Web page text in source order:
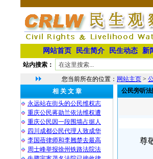
网站首页 民生简介 民生动态 新
站内搜索：
您当前所在的位置： 网站主页 >
相 关 文 章
永远站在街头的公民维权志
重庆公民蒋勋兰依法维权遭
重庆公民因一段围墙占据人
四川成都公民代理人致成华
李国蓓律师和李翘楚去最高
周士峰举报徐州铁路法院法
公民旁听
尊